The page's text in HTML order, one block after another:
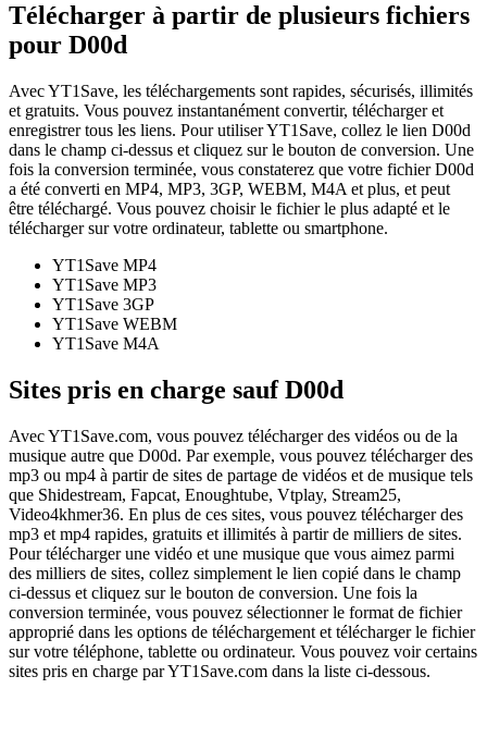
Télécharger à partir de plusieurs fichiers
pour D00d
Avec YT1Save, les téléchargements sont rapides, sécurisés, illimités
et gratuits. Vous pouvez instantanément convertir, télécharger et
enregistrer tous les liens. Pour utiliser YT1Save, collez le lien D00d
dans le champ ci-dessus et cliquez sur le bouton de conversion. Une
fois la conversion terminée, vous constaterez que votre fichier D00d
a été converti en MP4, MP3, 3GP, WEBM, M4A et plus, et peut
être téléchargé. Vous pouvez choisir le fichier le plus adapté et le
télécharger sur votre ordinateur, tablette ou smartphone.
YT1Save MP4
YT1Save MP3
YT1Save 3GP
YT1Save WEBM
YT1Save M4A
Sites pris en charge sauf D00d
Avec YT1Save.com, vous pouvez télécharger des vidéos ou de la
musique autre que D00d. Par exemple, vous pouvez télécharger des
mp3 ou mp4 à partir de sites de partage de vidéos et de musique tels
que Shidestream, Fapcat, Enoughtube, Vtplay, Stream25,
Video4khmer36. En plus de ces sites, vous pouvez télécharger des
mp3 et mp4 rapides, gratuits et illimités à partir de milliers de sites.
Pour télécharger une vidéo et une musique que vous aimez parmi
des milliers de sites, collez simplement le lien copié dans le champ
ci-dessus et cliquez sur le bouton de conversion. Une fois la
conversion terminée, vous pouvez sélectionner le format de fichier
approprié dans les options de téléchargement et télécharger le fichier
sur votre téléphone, tablette ou ordinateur. Vous pouvez voir certains
sites pris en charge par YT1Save.com dans la liste ci-dessous.